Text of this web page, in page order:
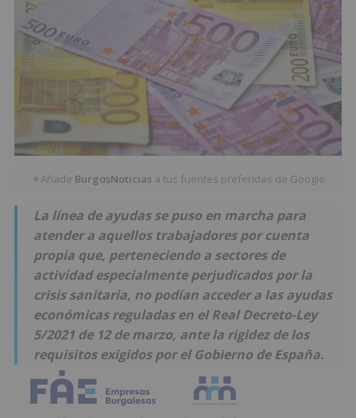
★Añade BurgosNoticias a tus fuentes preferidas de Google
La línea de ayudas se puso en marcha para
atender a aquellos trabajadores por cuenta
propia que, perteneciendo a sectores de
actividad especialmente perjudicados por la
crisis sanitaria, no podían acceder a las ayudas
económicas reguladas en el Real Decreto-Ley
5/2021 de 12 de marzo, ante la rigidez de los
requisitos exigidos por el Gobierno de España.